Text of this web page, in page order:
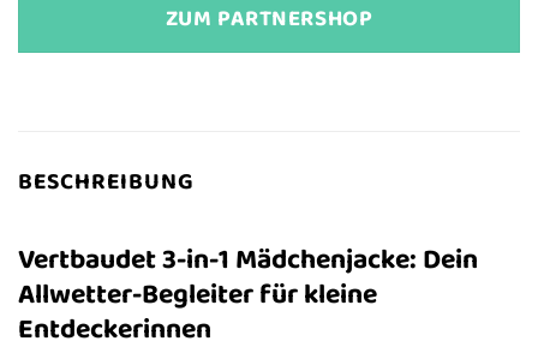
ZUM PARTNERSHOP
BESCHREIBUNG
Vertbaudet 3-in-1 Mädchenjacke: Dein
Allwetter-Begleiter für kleine
Entdeckerinnen